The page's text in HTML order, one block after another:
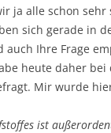
ja alle schon sehr
sich gerade in
auch Ihre Frage
heute daher bei
Mir wurde
ist